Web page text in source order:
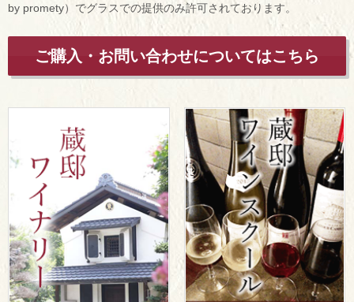
by promety）でグラスでの提供のみ許可されております。
ご購入・お問い合わせについてはこちら